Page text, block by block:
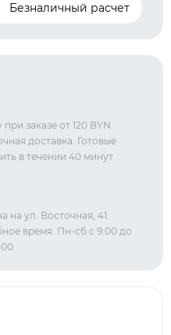
Безналичный расчет
заказе от 120 BYN.
доставка. Готовые
в течении 40 минут
на ул. Восточная, 41.
время. Пн-сб с 9:00 до